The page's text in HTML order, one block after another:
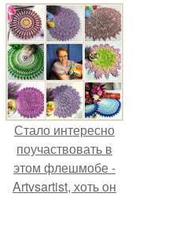
Стало интересно
поучаствовать в
этом флешмобе -
Artvsartist, хоть он